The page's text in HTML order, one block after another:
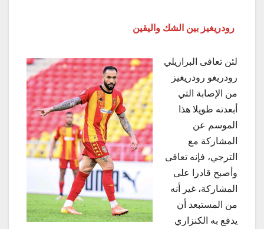
رودريغيز بين الشك واليقين
لئن تعافى البرازيلي
رودريغو رودريغيز
من الإصابة التي
أبعدته طويلا هذا
الموسم عن
المشاركة مع
الترجي، فإنه تعافى
وأصبح قادرا على
المشاركة، غير أنه
من المستبعد أن
يدفع به الكنزاري